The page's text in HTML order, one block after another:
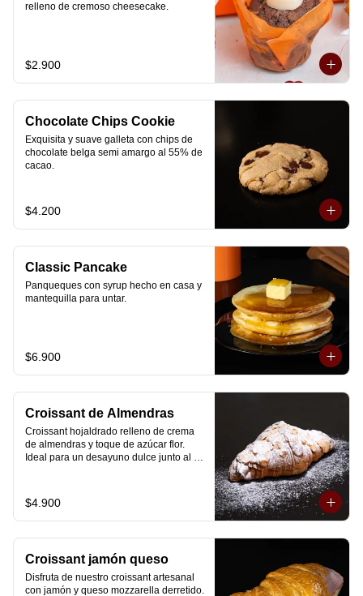
relleno de cremoso cheesecake.
$2.900
Chocolate Chips Cookie
Exquisita y suave galleta con chips de
chocolate belga semi amargo al 55% de
cacao.
$4.200
Classic Pancake
Panqueques con syrup hecho en casa y
mantequilla para untar.
$6.900
Croissant de Almendras
Croissant hojaldrado relleno de crema
de almendras y toque de azúcar flor.
Ideal para un desayuno dulce junto al
$4.900
Croissant jamón queso
Disfruta de nuestro croissant artesanal
con jamón y queso mozzarella derretido.